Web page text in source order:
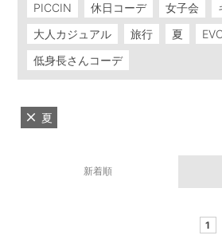
PICCIN 休日コーデ 女子会
大人カジュアル
旅行 夏
低身長さんコーデ
夏
新着順
1